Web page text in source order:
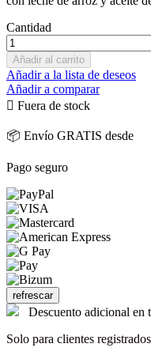
Cantidad
Añadir al carrito
Añadir a la lista de deseos
Añadir a comparar
 Fuera de stock
📦 Envío GRATIS desde
Pago seguro
Descuento adicional
Solo para clientes registrados